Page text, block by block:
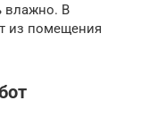
влажно. В
из помещения